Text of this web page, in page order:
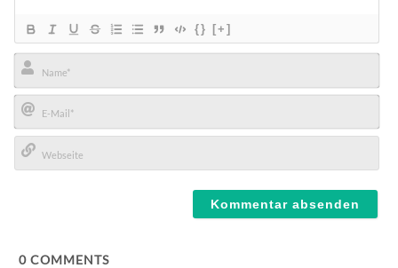
{} [+]
Name*
E-
Mail*
0 COMMENTS